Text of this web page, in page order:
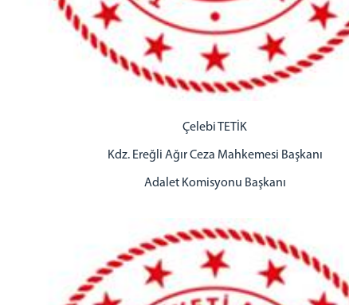
Çelebi TETİK
Kdz. Ereğli Ağır Ceza Mahkemesi Başkanı
Adalet Komisyonu Başkanı